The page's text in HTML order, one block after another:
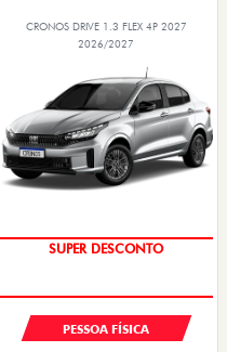
CRONOS DRIVE 1.3 FLEX 4P 2027
2026/2027
SUPER DESCONTO
PESSOA FÍSICA